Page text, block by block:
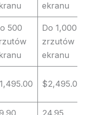
ekranu
500
Do 1,000
zrzutów
ekranu
$2,495.00
24.95